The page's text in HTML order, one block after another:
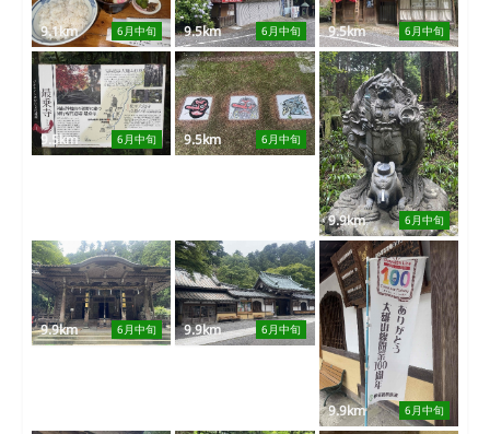
6月中旬
9.1km 6月中旬
9.5km 6月中旬
9.5km
6月中旬
9.5km 6月中旬
9.5km
6月中旬
9.9km
6月中旬
9.9km 6月中旬
9.9km
6月中旬
9.9km